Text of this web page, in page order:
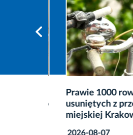
Prawie 1000
usuniętych z
miejskiej Krakowa
2026-08-07